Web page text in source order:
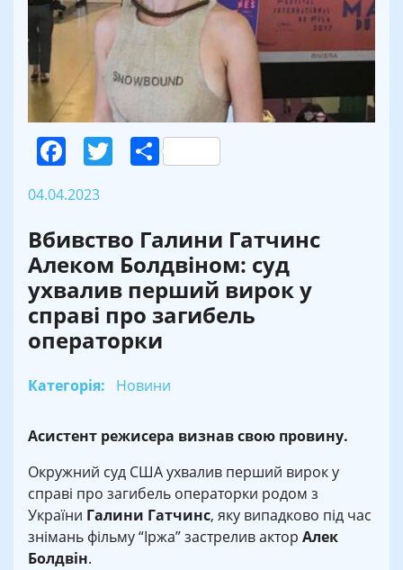
Facebook
Twitter
Поділитися
04.04.2023
Вбивство Галини Гатчинс
Алеком Болдвіном: суд
ухвалив перший вирок у
справі про загибель
операторки
Категорія: Новини
Асистент режисера визнав свою провину.
Окружний суд США ухвалив перший вирок у
справі про загибель операторки родом з
України Галини Гатчинс, яку випадково під час
знімань фільму “Іржа” застрелив актор Алек
Болдвін.